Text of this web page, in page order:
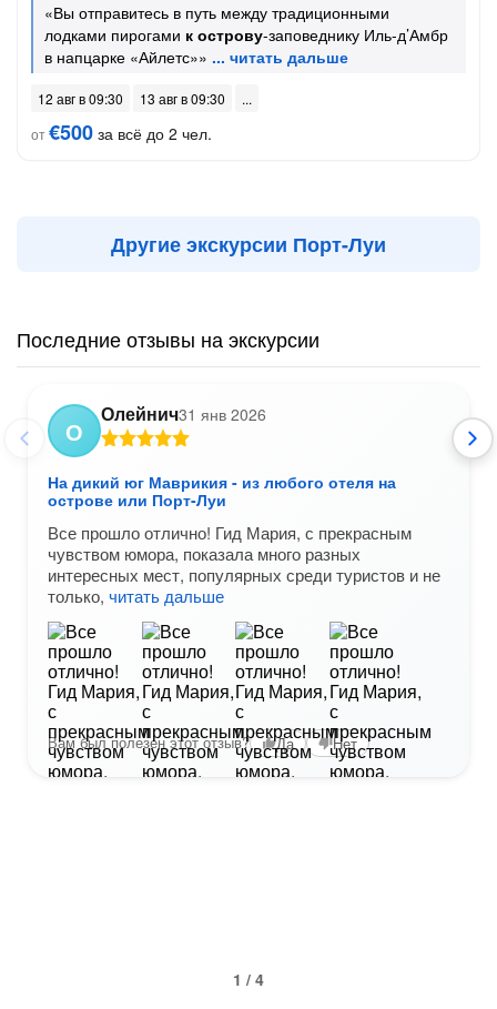
«Вы отправитесь в путь между традиционными
лодками пирогами к острову-заповеднику Иль-д’Амбр
в напцарке «Айлетс»»
12 авг в 09:30
13 авг в 09:30
от€500 за всё до 2 чел.
Другие экскурсии Порт-Луи
Последние отзывы на экскурсии
О
Олейнич31 янв 2026
На дикий юг Маврикия - из любого отеля на
острове или Порт-Луи
Все прошло отлично! Гид Мария, с прекрасным
чувством юмора, показала много разных
интересных мест, популярных среди туристов и не
только, читать дальше
Вам был полезен этот отзыв? Да Нет
1 / 4